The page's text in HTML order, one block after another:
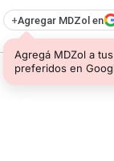
+Agregar MDZol en
Agregá MDZol a
preferidos en